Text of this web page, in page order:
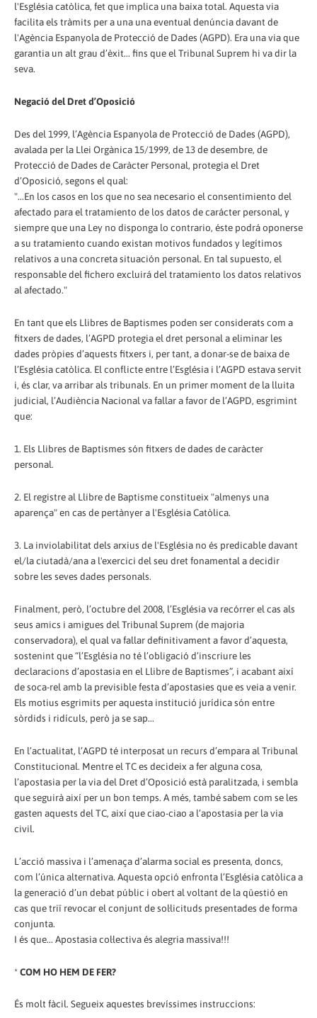
l'Església catòlica, fet que implica una baixa total. Aquesta via
facilita els tràmits per a una una eventual denúncia davant de
l'Agència Espanyola de Protecció de Dades (AGPD). Era una via que
garantia un alt grau d’èxit... fins que el Tribunal Suprem hi va dir la
seva.
Negació del Dret d’Oposició
Des del 1999, l’Agència Espanyola de Protecció de Dades (AGPD),
avalada per la Llei Orgànica 15/1999, de 13 de desembre, de
Protecció de Dades de Caràcter Personal, protegia el Dret
d’Oposició, segons el qual:
"...En los casos en los que no sea necesario el consentimiento del
afectado para el tratamiento de los datos de carácter personal, y
siempre que una Ley no disponga lo contrario, éste podrá oponerse
a su tratamiento cuando existan motivos fundados y legítimos
relativos a una concreta situación personal. En tal supuesto, el
responsable del fichero excluirá del tratamiento los datos relativos
al afectado."
En tant que els Llibres de Baptismes poden ser considerats com a
fitxers de dades, l’AGPD protegia el dret personal a eliminar les
dades pròpies d’aquests fitxers i, per tant, a donar-se de baixa de
l’Església catòlica. El conflicte entre l’Església i l’AGPD estava servit
i, és clar, va arribar als tribunals. En un primer moment de la lluita
judicial, l’Audiència Nacional va fallar a favor de l’AGPD, esgrimint
que:
1. Els Llibres de Baptismes són fitxers de dades de caràcter
personal.
2. El registre al Llibre de Baptisme constitueix "almenys una
aparença" en cas de pertànyer a l'Església Catòlica.
3. La inviolabilitat dels arxius de l'Església no és predicable davant
el/la ciutadà/ana a l'exercici del seu dret fonamental a decidir
sobre les seves dades personals.
Finalment, però, l’octubre del 2008, l’Església va recórrer el cas als
seus amics i amigues del Tribunal Suprem (de majoria
conservadora), el qual va fallar definitivament a favor d’aquesta,
sostenint que “l’Església no té l’obligació d’inscriure les
declaracions d’apostasia en el Llibre de Baptismes”, i acabant així
de soca-rel amb la previsible festa d’apostasies que es veia a venir.
Els motius esgrimits per aquesta institució jurídica són entre
sòrdids i ridículs, però ja se sap...
En l’actualitat, l’AGPD té interposat un recurs d’empara al Tribunal
Constitucional. Mentre el TC es decideix a fer alguna cosa,
l’apostasia per la via del Dret d’Oposició està paralitzada, i sembla
que seguirà així per un bon temps. A més, també sabem com se les
gasten aquests del TC, així que ciao-ciao a l’apostasia per la via
civil.
L’acció massiva i l’amenaça d’alarma social es presenta, doncs,
com l’única alternativa. Aquesta opció enfronta l’Església catòlica a
la generació d’un debat públic i obert al voltant de la qüestió en
cas que triï revocar el conjunt de sol·licituds presentades de forma
conjunta.
I és que... Apostasia col·lectiva és alegria massiva!!!
*COM HO HEM DE FER?
És molt fàcil. Segueix aquestes brevíssimes instruccions: